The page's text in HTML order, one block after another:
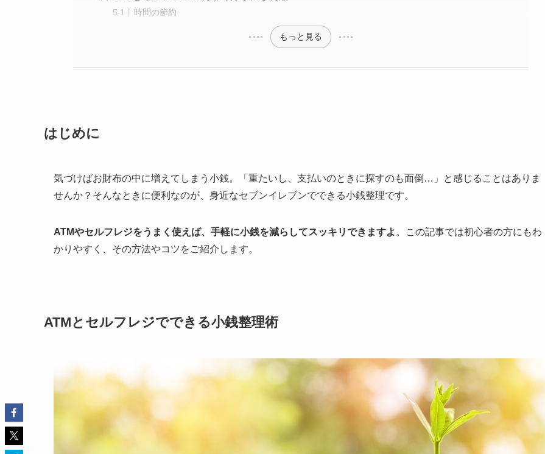
時間の節約
もっと見る
はじめに
気づけばお財布の中に増えてしまう小銭。「重たいし、支払いのときに探すのも面倒…」と感じることはありま
せんか？そんなときに便利なのが、身近なセブンイレブンでできる小銭整理です。
ATMやセルフレジをうまく使えば、手軽に小銭を減らしてスッキリできますよ 。この記事では初心者の方にもわ
かりやすく、その方法やコツをご紹介します。
ATMとセルフレジでできる小銭整理術